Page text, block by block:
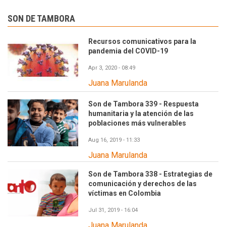
SON DE TAMBORA
Recursos comunicativos para la
pandemia del COVID-19
Apr 3, 2020 - 08:49
Juana Marulanda
Son de Tambora 339 - Respuesta
humanitaria y la atención de las
poblaciones más vulnerables
Aug 16, 2019 - 11:33
Juana Marulanda
Son de Tambora 338 - Estrategias de
comunicación y derechos de las
víctimas en Colombia
Jul 31, 2019 - 16:04